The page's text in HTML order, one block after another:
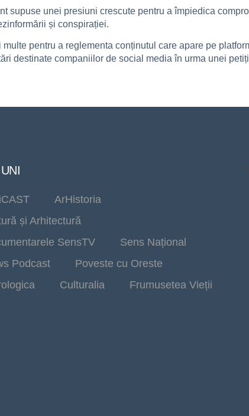
supuse unei presiuni crescute pentru a împiedica
și conspirației.
pentru a reglementa conținutul care apare pe
destinate companiilor de social media în urma unei
ArHistoria
și Arhitectură
SensTV
Sens Național
Podcast
Poveste cu Oreste
Culturalia Frumusetea Vieții